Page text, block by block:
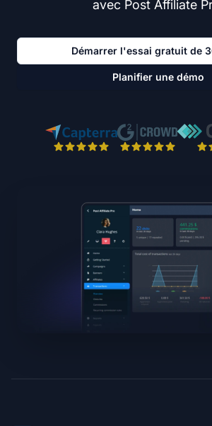
avec Post Affiliate
Démarrer l'essai gratuit de
Planifier une démo